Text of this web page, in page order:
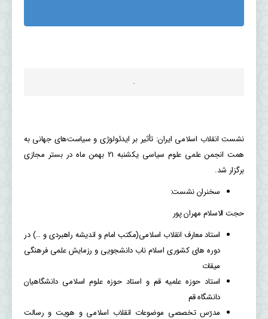
.
نشست انقلاب اسلامی ایران: تأثیر بر ایدئولوژی و سیاست‌های جهانی به
همت انجمن علمی علوم سیاسی یکشنبه 21 بهمن ماه در بستر مجازی
برگزار شد.
سخنران نشست:
حجت الاسلام مهران پور
استاد معارف انقلاب اسلامی(مکتب امام و اندیشه راهبردی و …) در
دوره های کشوری اسلام ناب دانشجویی و رزمایش علمی فرهنگی
میقات
استاد حوزه علمیه قم و استاد حوزه علوم اسلامی دانشگاهیان
دانشگاه قم
مدرّس تخصصی موضوعات انقلاب اسلامی و هویت و رسالت